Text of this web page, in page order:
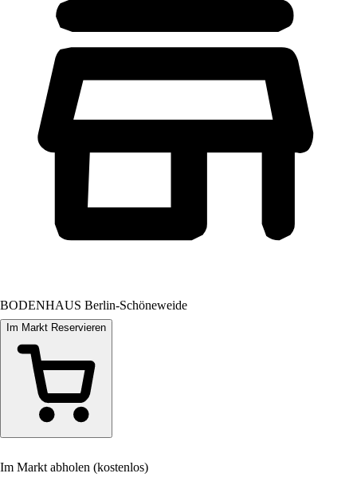
BODENHAUS Berlin-Schöneweide
Im Markt Reservieren
Im Markt abholen (kostenlos)